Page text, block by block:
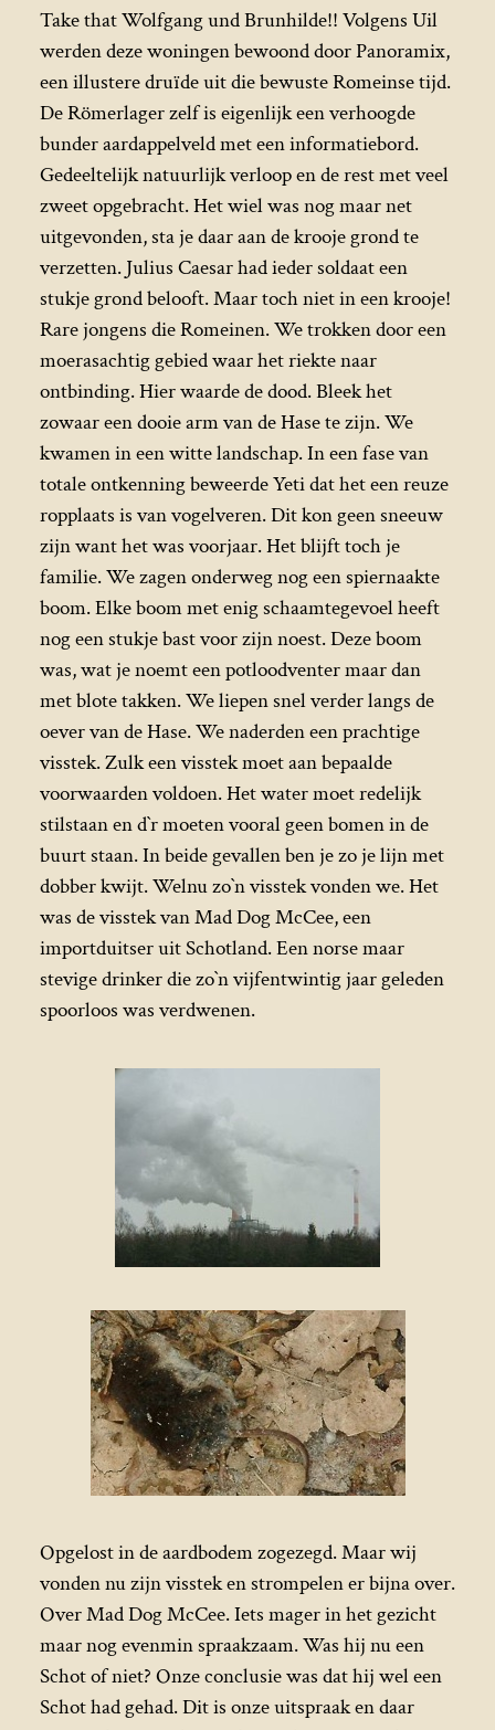
Take that Wolfgang und Brunhilde!! Volgens Uil
werden deze woningen bewoond door Panoramix,
een illustere druïde uit die bewuste Romeinse tijd.
De Römerlager zelf is eigenlijk een verhoogde
bunder aardappelveld met een informatiebord.
Gedeeltelijk natuurlijk verloop en de rest met veel
zweet opgebracht. Het wiel was nog maar net
uitgevonden, sta je daar aan de krooje grond te
verzetten. Julius Caesar had ieder soldaat een
stukje grond belooft. Maar toch niet in een krooje!
Rare jongens die Romeinen. We trokken door een
moerasachtig gebied waar het riekte naar
ontbinding. Hier waarde de dood. Bleek het
zowaar een dooie arm van de Hase te zijn. We
kwamen in een witte landschap. In een fase van
totale ontkenning beweerde Yeti dat het een reuze
ropplaats is van vogelveren. Dit kon geen sneeuw
zijn want het was voorjaar. Het blijft toch je
familie. We zagen onderweg nog een spiernaakte
boom. Elke boom met enig schaamtegevoel heeft
nog een stukje bast voor zijn noest. Deze boom
was, wat je noemt een potloodventer maar dan
met blote takken. We liepen snel verder langs de
oever van de Hase. We naderden een prachtige
visstek. Zulk een visstek moet aan bepaalde
voorwaarden voldoen. Het water moet redelijk
stilstaan en d`r moeten vooral geen bomen in de
buurt staan. In beide gevallen ben je zo je lijn met
dobber kwijt. Welnu zo`n visstek vonden we. Het
was de visstek van Mad Dog McCee, een
importduitser uit Schotland. Een norse maar
stevige drinker die zo`n vijfentwintig jaar geleden
spoorloos was verdwenen.
Opgelost in de aardbodem zogezegd. Maar wij
vonden nu zijn visstek en strompelen er bijna over.
Over Mad Dog McCee. Iets mager in het gezicht
maar nog evenmin spraakzaam. Was hij nu een
Schot of niet? Onze conclusie was dat hij wel een
Schot had gehad. Dit is onze uitspraak en daar